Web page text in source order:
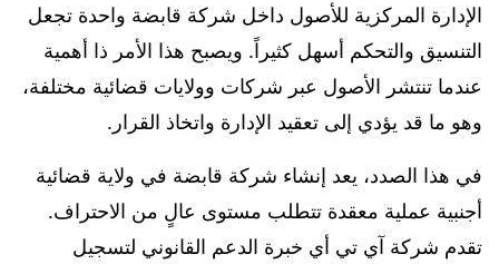
الإدارة المركزية للأصول داخل شركة قابضة واحدة تجعل
التنسيق والتحكم أسهل كثيراً. ويصبح هذا الأمر ذا أهمية
عندما تنتشر الأصول عبر شركات وولايات قضائية مختلفة،
وهو ما قد يؤدي إلى تعقيد الإدارة واتخاذ القرار.
في هذا الصدد، يعد إنشاء شركة قابضة في ولاية قضائية
أجنبية عملية معقدة تتطلب مستوى عالٍ من الاحتراف.
تقدم شركة آي تي أي خبرة الدعم القانوني لتسجيل